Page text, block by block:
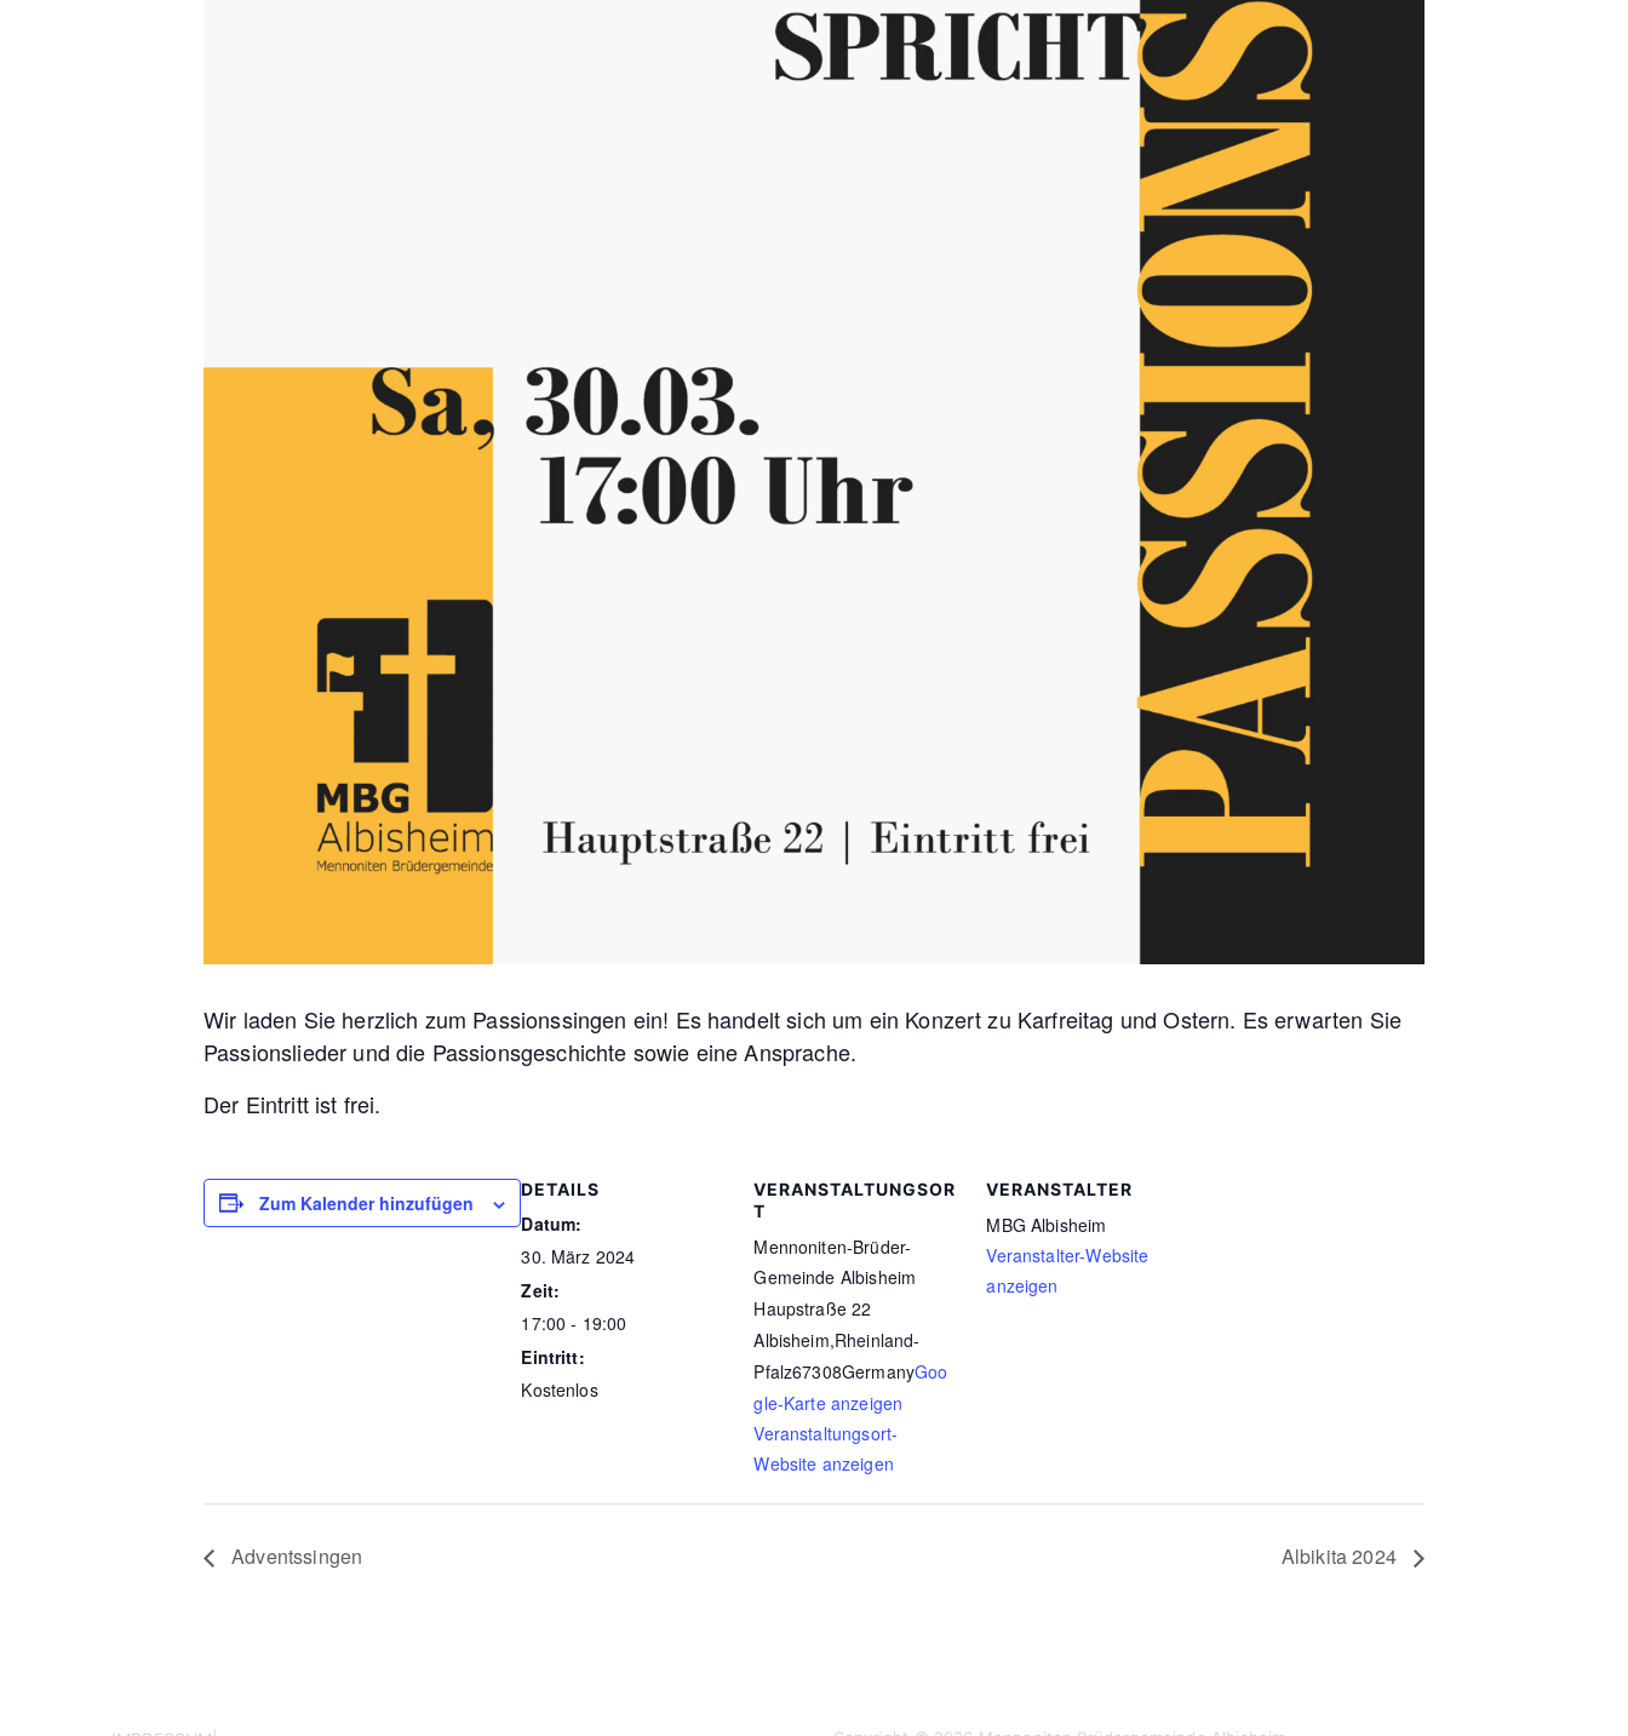
Wir laden Sie herzlich zum Passionssingen ein! Es handelt sich um ein Konzert zu Karfreitag und Ostern. Es erwarten Sie
Passionslieder und die Passionsgeschichte sowie eine Ansprache.
Der Eintritt ist frei.
Zum Kalender hinzufügen
DETAILS
Datum:
30. März 2024
Zeit:
17:00 - 19:00
Eintritt:
Kostenlos
VERANSTALTUNGSOR
T
Mennoniten-Brüder-
Gemeinde Albisheim
Haupstraße 22
Albisheim,Rheinland-
Pfalz67308GermanyGoo
gle-Karte anzeigen
Veranstaltungsort-
Website anzeigen
VERANSTALTER
MBG Albisheim
Veranstalter-Website
anzeigen
Adventssingen Albikita 2024